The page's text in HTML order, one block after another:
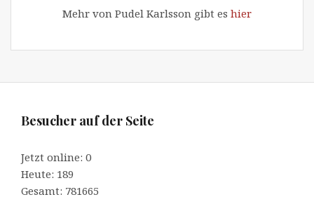
Mehr von Pudel Karlsson gibt es hier
Besucher auf der Seite
Jetzt online: 0
Heute: 189
Gesamt: 781665